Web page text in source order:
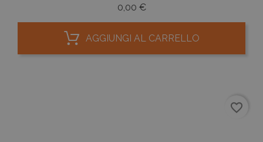
0,00 €Prezzo
AGGIUNGI AL CARRELLO
favorite_border